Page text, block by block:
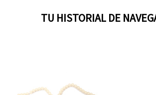
TU HISTORIAL DE